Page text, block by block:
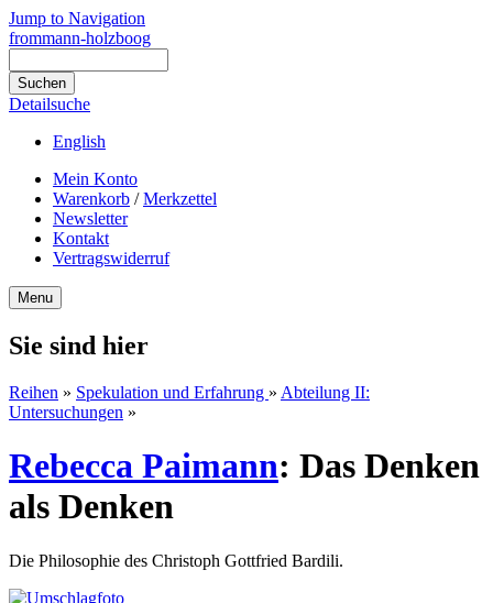
Jump to Navigation
frommann-holzboog
Detailsuche
English
Mein Konto
Warenkorb /Merkzettel
Newsletter
Kontakt
Vertragswiderruf
Menu
Sie sind hier
Reihen » Spekulation und Erfahrung » Abteilung II:
Untersuchungen »
Rebecca Paimann: Das Denken
als Denken
Die Philosophie des Christoph Gottfried Bardili.